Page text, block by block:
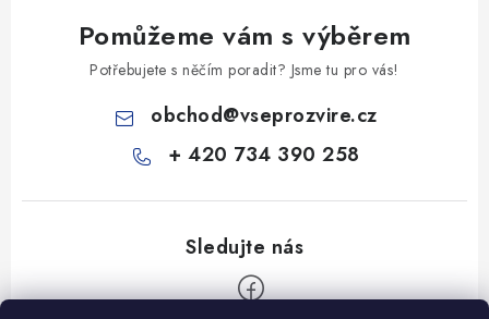
Pomůžeme vám s výběrem
Potřebujete s něčím poradit? Jsme tu pro vás!
obchod@vseprozvire.cz
+ 420 734 390 258